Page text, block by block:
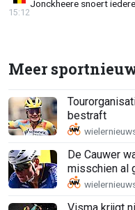
Jonckheere snoert
15:12
Meer
bestraft
De Cauwer
misschien al